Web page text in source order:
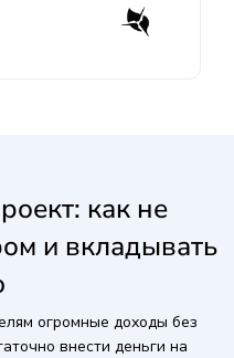
как не
и вкладывать
огромные доходы без
внести деньги на